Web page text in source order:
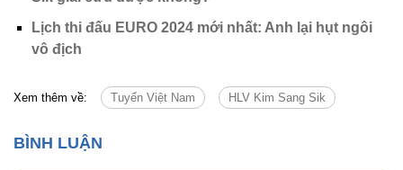
Lịch thi đấu EURO 2024 mới nhất: Anh lại hụt ngôi
vô địch
Xem thêm về: Tuyển Việt Nam HLV Kim Sang Sik